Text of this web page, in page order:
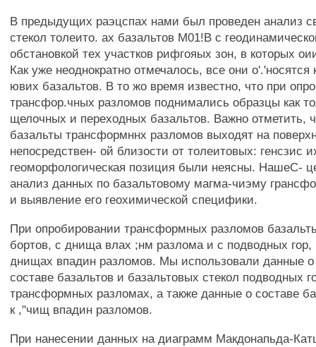
В предыдущих раэцспах нами был проведен анализ
стекол толеито. ах базальтов М01!В с
обстановкой тех участков рифгояых зон, в которых
Как уже неоднократно отмечалось, все они о'.'носятся
ювих базальтов. В то жо время известно, что при
трансфор.чных разломов поднимались образцы как
щелочных и переходных базальтов. Важно отметить,
базальты трансформннх разломов выходят на
непосредствен- ой близости от толеитовых: генсзис
геоморфологическая позиция были неясны. НашеС-
анализ данных по базальтовому магма-чиэму
и выявление его геохимической специфики.
При опробировании трансформных разломов
бортов, с днища влах ;нм разлома и с подводных
днищах впадин разломов. Мы использовали данные
составе базальтов и базальтовых стекол подводных
трансформных разломах, а также данные о составе
к ,"чищ впадин разломов.
При нанесении данных на диаграмм Макдонапьда-